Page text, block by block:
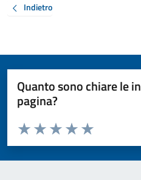
Indietro
Quanto sono chiare le
pagina?
Valuta da 1 a 5 stelle la pagina
Valuta 5 stelle
Valuta 4 stelle su
Valuta 3 stelle su 5
Valuta 2 stelle su 5
Valuta 1 stelle su 5